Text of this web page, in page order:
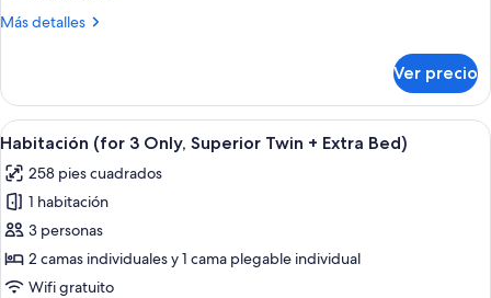
2
(Premium)
Más detalles
Más
Deluxe
con
2
individuales
(Premium)
Ver precio
Abrir
todas
las
fotos
de
Habitación
(for
Habitación de hotel con dos camas,
8
Habitación (for 3 Only, Superior Twin + Extra Bed)
258 pies cuadrados
1 habitación
3 personas
2 camas individuales y 1 cama plegable individual
Wifi gratuito